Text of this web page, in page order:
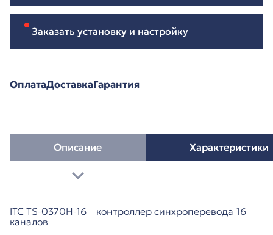
Заказать установку и настройку
ОплатаДоставкаГарантия
Описание Характеристики
ITC TS-0370H-16 – контроллер синхроперевода 16
каналов